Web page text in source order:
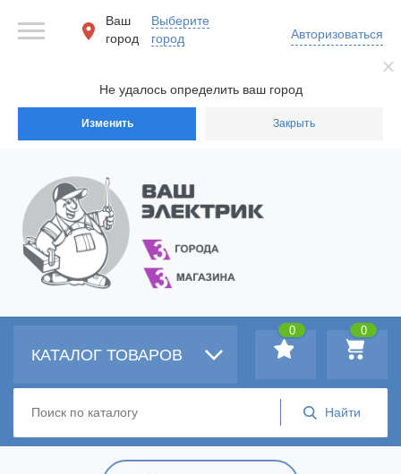
Не удалось определить ваш город
Изменить Закрыть
Ваш
город
Выберите
город
Авторизоваться
КАТАЛОГ ТОВАРОВ
0
0